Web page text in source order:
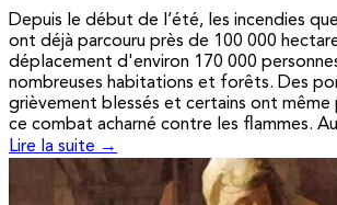
Depuis le début de l’été, les incendies
ont déjà parcouru près de 100 000
déplacement d'environ 170 000
nombreuses habitations et forêts. Des
grièvement blessés et certains ont même
ce combat acharné contre les flammes.
Lire la suite →